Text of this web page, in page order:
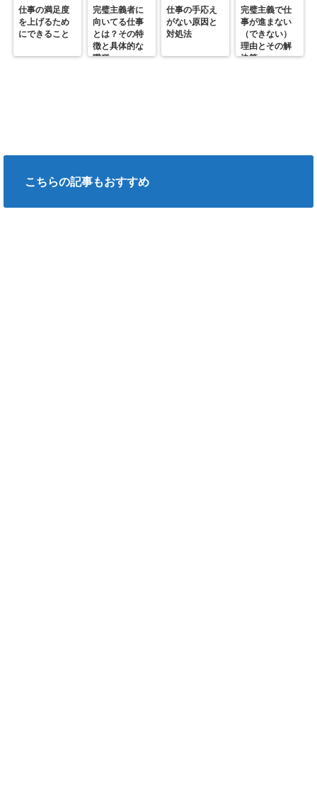
仕事の満足度
を上げるため
にできること
完璧主義者に
向いてる仕事
とは？その特
徴と具体的な
職種
仕事の手応え
がない原因と
対処法
完璧主義で仕
事が進まない
（できない）
理由とその解
決策
こちらの記事もおすすめ